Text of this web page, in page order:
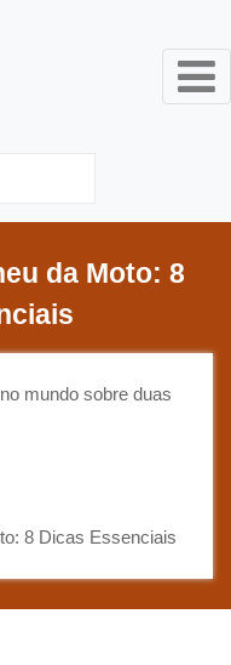
Veia - Tudo que
da Moto: 8
mundo sobre duas
8 Dicas Essenciais